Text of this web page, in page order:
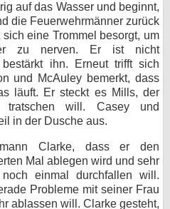
auf das Wasser und beginnt,
die Feuerwehrmänner zurück
eine Trommel besorgt, um
zu nerven. Er ist nicht
ihn. Erneut trifft sich
und McAuley bemerkt, dass
läuft. Er steckt es Mills, der
tratschen will. Casey und
in der Dusche aus.
Clarke, dass er den
Mal ablegen wird und sehr
einmal durchfallen will.
Probleme mit seiner Frau
ablassen will. Clarke gesteht,